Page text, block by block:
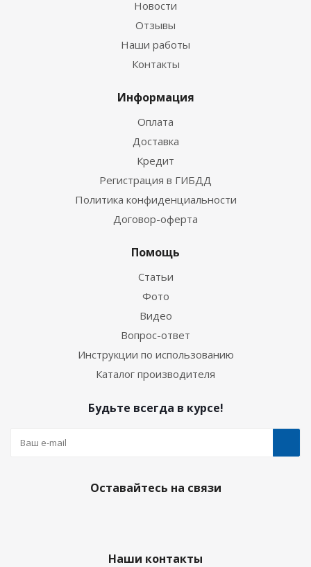
Новости
Отзывы
Наши работы
Контакты
Информация
Оплата
Доставка
Кредит
Регистрация в ГИБДД
Политика конфиденциальности
Договор-оферта
Помощь
Статьи
Фото
Видео
Вопрос-ответ
Инструкции по использованию
Каталог производителя
Будьте всегда в курсе!
Оставайтесь на связи
Наши контакты